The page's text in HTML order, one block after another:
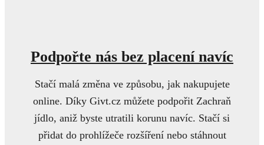
Podpořte nás bez placení navíc
Stačí malá změna ve způsobu, jak nakupujete
online. Díky Givt.cz můžete podpořit Zachraň
jídlo, aniž byste utratili korunu navíc. Stačí si
přidat do prohlížeče rozšíření nebo stáhnout